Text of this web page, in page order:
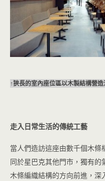
↑狹長的室內座位區以木製結構營
走入日常生活的傳統工藝
當人們造訪這座由數千個木
同於星巴克其他門市，獨有
木條編織結構的方向前進，